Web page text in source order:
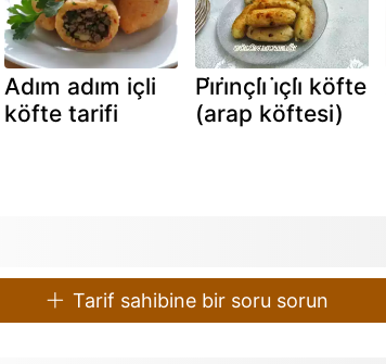
Adım adım içli
köfte tarifi
Pi̇ri̇nçli̇ i̇çli̇ köfte
(arap köftesi)
Tarif sahibine bir soru sorun